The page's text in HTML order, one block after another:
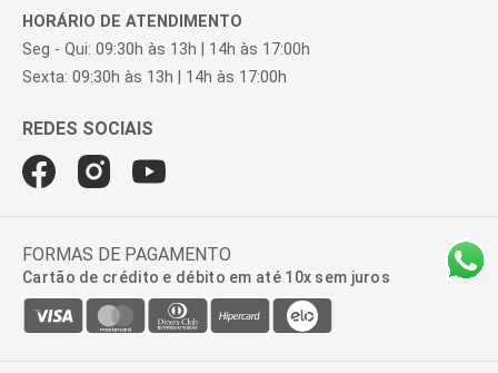
HORÁRIO DE ATENDIMENTO
Seg - Qui: 09:30h às 13h | 14h às 17:00h
Sexta: 09:30h às 13h | 14h às 17:00h
FORMAS DE PAGAMENTO
Cartão de crédito e débito em até 10x sem juros